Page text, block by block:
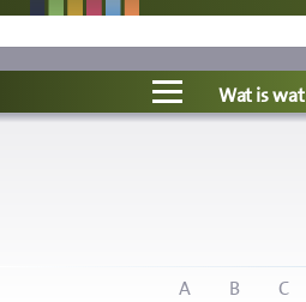
Wat is wat?
Ons voedsel
Wat is wat
A B C